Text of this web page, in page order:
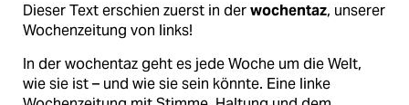
Dieser Text erschien zuerst in derwochentaz, unserer
Wochenzeitung von links!
In der wochentaz geht es jede Woche um die Welt,
wie sie ist – und wie sie sein könnte. Eine linke